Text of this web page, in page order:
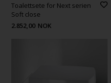
Toalettsete for Next serien
Soft close
2.852,00 NOK